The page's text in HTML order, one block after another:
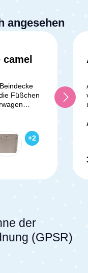
angesehen
camel
Füßchen
Beindecke
um den
Im
ein
+2
der
(GPSR)